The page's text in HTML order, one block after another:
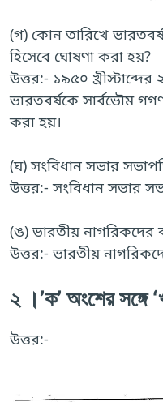
(গ) কোন তারিখে
হিসেবে ঘোষণা করা হয়?
উত্তর:- ১৯৫০
ভারতবর্ষকে সার্বভৌম
করা হয়।
(ঘ) সংবিধান সভার
উত্তর:- সংবিধান সভার
(ঙ) ভারতীয়
উত্তর:- ভারতীয়
২ ।’ক’ অংশের সঙ্গে
উত্তর:-